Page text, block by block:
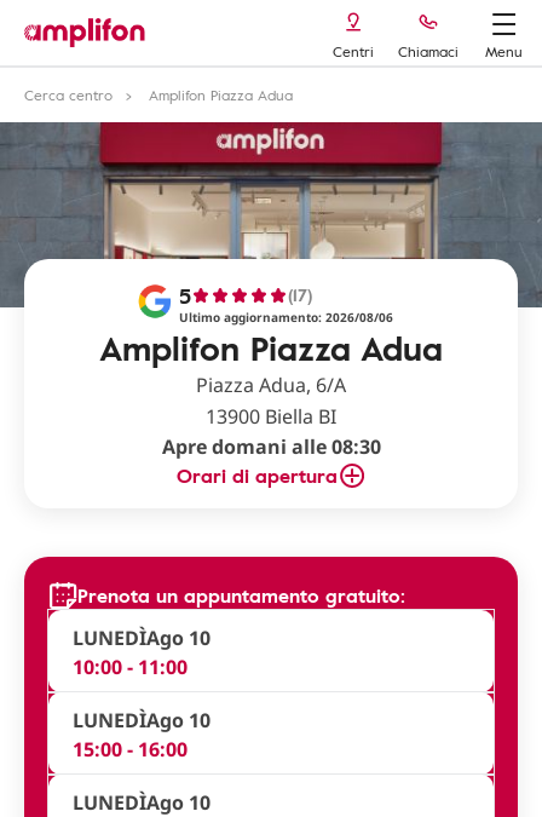
Centri Chiamaci
Menu
Cerca centro
Amplifon Piazza Adua
Amplifon Piazza Adua
5 (17)
Ultimo aggiornamento: 2026/08/06
Piazza Adua, 6/A
13900 Biella BI
Apre domani alle 08:30
Orari di apertura
Prenota un appuntamento gratuito:
LUNEDÌAgo 10
10:00 - 11:00
LUNEDÌAgo 10
15:00 - 16:00
LUNEDÌAgo 10